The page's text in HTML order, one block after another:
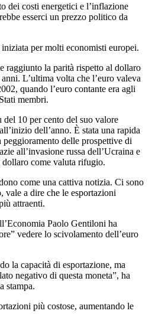
dei costi energetici e l’inflazione
esserci un prezzo politico da
per molti economisti europei.
raggiunto la parità rispetto al dollaro
L’ultima volta che l’euro valeva
quando l’euro contante era agli
membri.
10 per cento del suo valore
dell’anno. È stata una rapida
delle prospettive di
all’invasione russa dell’Ucraina e
come valuta rifugio.
come una cattiva notizia. Ci sono
vale a dire che le esportazioni
attraenti.
Paolo Gentiloni ha
vedere lo scivolamento dell’euro
la capacità di esportazione, ma
negativo di questa moneta”, ha
stampa.
più costose, aumentando le